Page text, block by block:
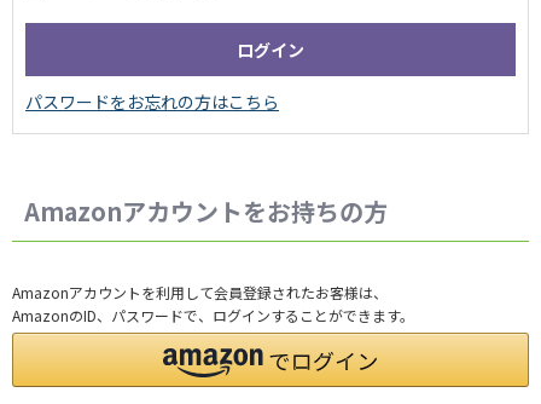
Amazonアカウントをお持ちの方
Amazonアカウントを利用して会員登録されたお客様は、
AmazonのID、パスワードで、ログインすることができます。